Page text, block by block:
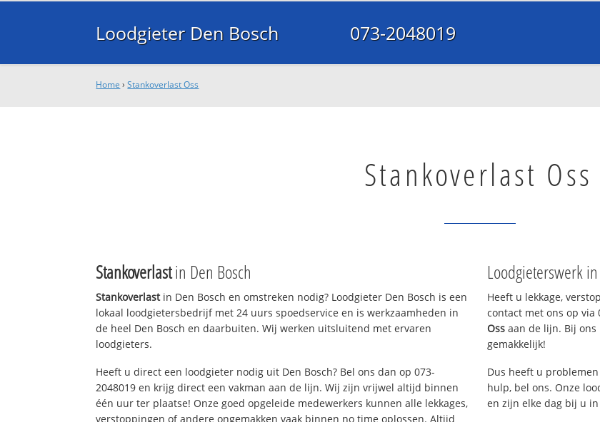
Loodgieter Den Bosch 073-2048019
Home ›Stankoverlast Oss
Stankoverlast Oss
Stankoverlastin Den Bosch
Stankoverlastin Den Bosch en omstreken nodig? Loodgieter Den Bosch is een
lokaal loodgietersbedrijf met 24 uurs spoedservice en is werkzaamheden in
de heel Den Bosch en daarbuiten. Wij werken uitsluitend met ervaren
loodgieters.
Heeft u direct een loodgieter nodig uit Den Bosch? Bel ons dan op 073-
2048019 en krijg direct een vakman aan de lijn. Wij zijn vrijwel altijd binnen
één uur ter plaatse! Onze goed opgeleide medewerkers kunnen alle lekkages,
verstoppingen of andere ongemakken vaak binnen no time oplossen. Altijd
Loodgieterswerk in
Heeft u lekkage,
contact met ons op
Oss aan de lijn. Bij
gemakkelijk!
Dus heeft u
hulp, bel ons. Onze
en zijn elke dag bij u